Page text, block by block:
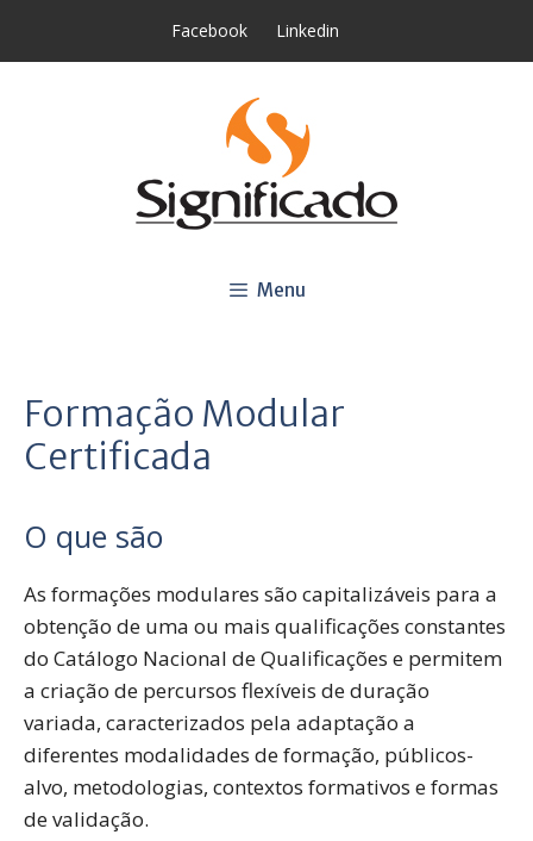
Facebook Linkedin
Menu
Formação Modular
Certificada
O que são
As formações modulares são capitalizáveis para a
obtenção de uma ou mais qualificações constantes
do Catálogo Nacional de Qualificações e permitem
a criação de percursos flexíveis de duração
variada, caracterizados pela adaptação a
diferentes modalidades de formação, públicos-
alvo, metodologias, contextos formativos e formas
de validação.